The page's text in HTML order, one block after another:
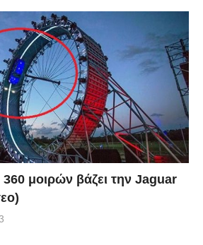
μοιρών βάζει την Jaguar